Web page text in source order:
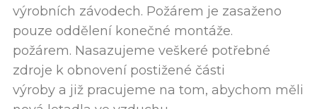
výrobních závodech. Požárem je zasaženo
pouze oddělení konečné montáže.
požárem. Nasazujeme veškeré potřebné
zdroje k obnovení postižené části
výroby a již pracujeme na tom, abychom měli